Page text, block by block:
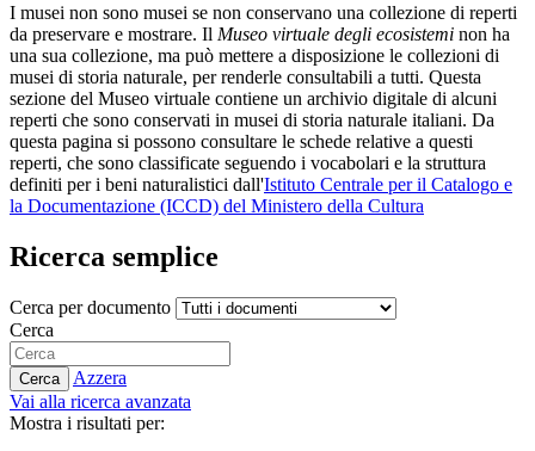
I musei non sono musei se non conservano una collezione di reperti
da preservare e mostrare. Il Museo virtuale degli ecosistemi non ha
una sua collezione, ma può mettere a disposizione le collezioni di
musei di storia naturale, per renderle consultabili a tutti. Questa
sezione del Museo virtuale contiene un archivio digitale di alcuni
reperti che sono conservati in musei di storia naturale italiani. Da
questa pagina si possono consultare le schede relative a questi
reperti, che sono classificate seguendo i vocabolari e la struttura
definiti per i beni naturalistici dall'Istituto Centrale per il Catalogo e
la Documentazione (ICCD) del Ministero della Cultura
Ricerca semplice
Cerca per documento
Cerca
Cerca
Azzera
Vai alla ricerca avanzata
Mostra i risultati per: